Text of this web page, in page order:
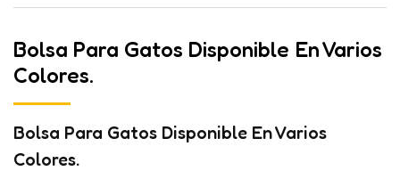
Bolsa Para Gatos Disponible En Varios
Colores.
Bolsa Para Gatos Disponible En Varios
Colores.